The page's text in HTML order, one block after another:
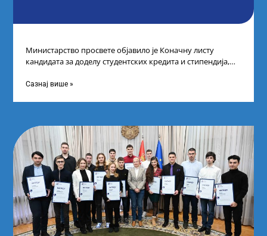
Министарство просвете објавило је Коначну листу
кандидата за доделу студентских кредита и стипендија,
Сазнај више »